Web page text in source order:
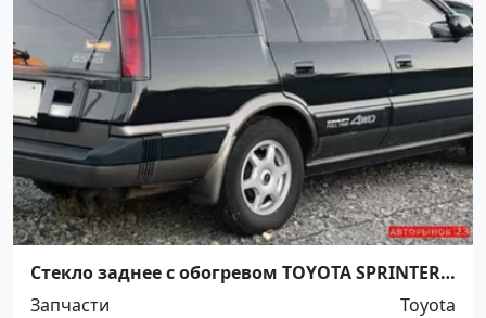
Стекло заднее с обогревом TOYOTA SPRINTER
CARIB WAG Краснодар
Запчасти
Toyota